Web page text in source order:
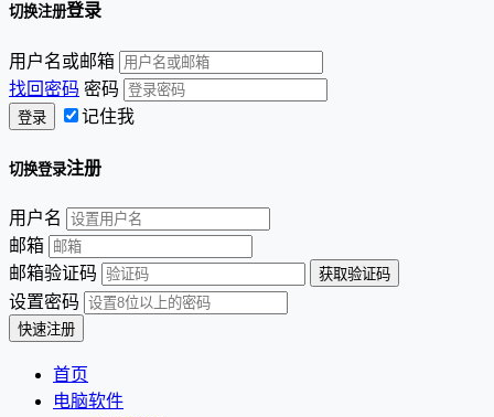
切换注册登录
用户名或邮箱
找回密码 密码
记住我
切换登录注册
用户名
邮箱
邮箱验证码
设置密码
首页
电脑软件